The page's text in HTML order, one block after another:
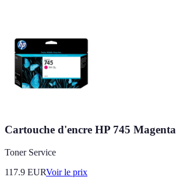
Cartouche d'encre HP 745 Magenta
Toner Service
117.9 EURVoir le prix